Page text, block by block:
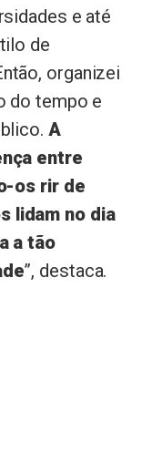
e até
de
organizei
do tempo e
A
entre
os rir de
lidam no dia
a tão
”, destaca.